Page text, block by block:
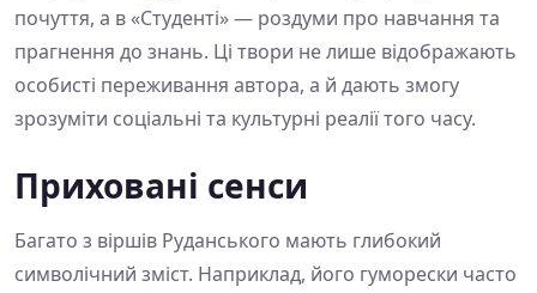
почуття, а в «Студенті» — роздуми про навчання та
прагнення до знань. Ці твори не лише відображають
особисті переживання автора, а й дають змогу
зрозуміти соціальні та культурні реалії того часу.
Приховані сенси
Багато з віршів Руданського мають глибокий
символічний зміст. Наприклад, його гуморески часто